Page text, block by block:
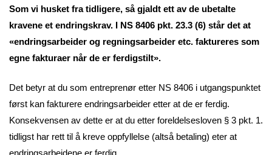
Som vi husket fra tidligere, så gjaldt ett av de ubetalte
kravene et endringskrav. I NS 8406 pkt. 23.3 (6) står det at
«endringsarbeider og regningsarbeider etc. faktureres som
egne fakturaer når de er ferdigstilt».
Det betyr at du som entreprenør etter NS 8406 i utgangspunktet
først kan fakturere endringsarbeider etter at de er ferdig.
Konsekvensen av dette er at du etter foreldelsesloven § 3 pkt. 1.
tidligst har rett til å kreve oppfyllelse (altså betaling) eter at